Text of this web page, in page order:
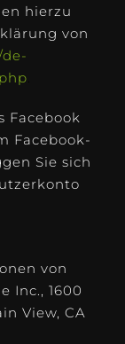
hierzu
von
Facebook
Facebook-
Sie sich
von
Inc., 1600
View, CA